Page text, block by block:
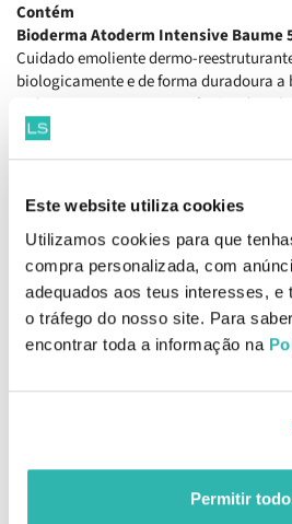
Este website utiliza cookies
Utilizamos cookies para que
compra personalizada, com
adequados aos teus interesses, e
o tráfego do nosso site. Para
encontrar toda a informação na
Permitir
Contém
Bioderma Atoderm Intensive Baume
Cuidado emoliente dermo-
biologicamente e de forma duradoura
todas as causas e consequências da
recidivas e melhorando a qualidade de
Bioderma Atoderm Óleo de Duche
Óleo de limpeza suave, para a higiene
Elevada eficácia hidratante (24h) e
Propriedades antibacterianas.
biologicamente e de forma duradoura a
hipoalergénico.
EAN: 7549139